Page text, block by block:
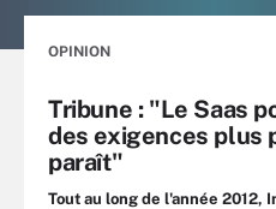
OPINION
Tribune : "Le Saas
des exigences plus
paraît"
Tout au long de l'année 2012,